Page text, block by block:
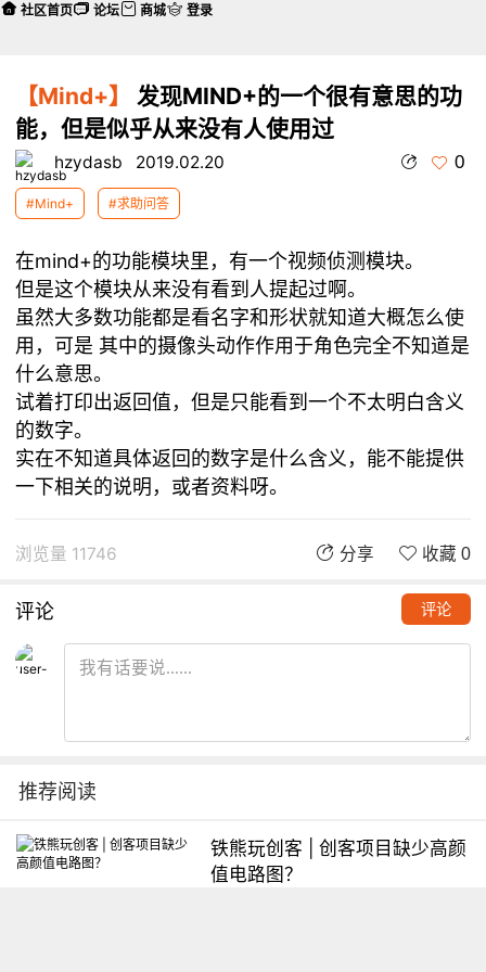
【Mind+】
发现MIND+的一个很有意思的功
能，但是似乎从来没有人使用过
hzydasb 2019.02.20 0
#Mind+ #求助问答
在mind+的功能模块里，有一个视频侦测模块。
但是这个模块从来没有看到人提起过啊。
虽然大多数功能都是看名字和形状就知道大概怎么使
用，可是 其中的摄像头动作作用于角色完全不知道是
什么意思。
试着打印出返回值，但是只能看到一个不太明白含义
的数字。
实在不知道具体返回的数字是什么含义，能不能提供
一下相关的说明，或者资料呀。
浏览量 11746 分享 收藏 0
评论 评论
推荐阅读
铁熊玩创客 | 创客项目缺少高颜
值电路图？
社区首页 论坛 商城 登录